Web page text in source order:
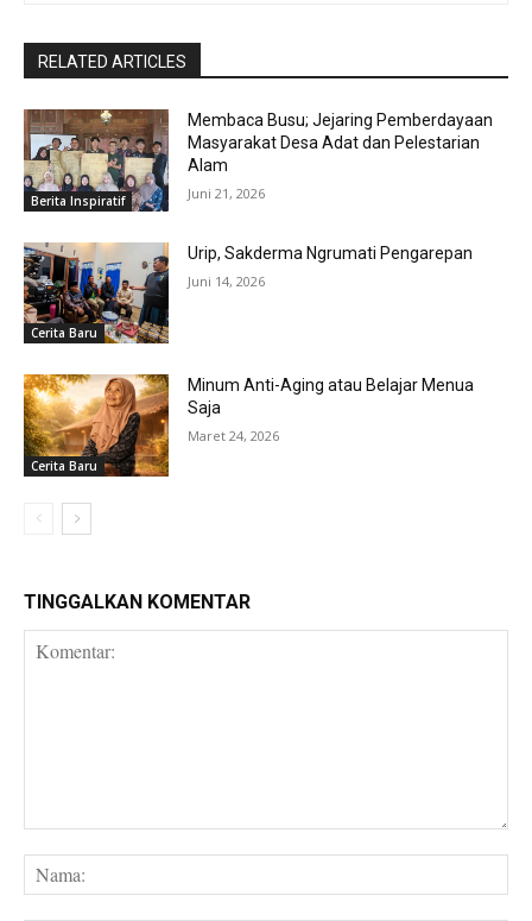
RELATED ARTICLES
Berita Inspiratif
Membaca Busu; Jejaring Pemberdayaan
Masyarakat Desa Adat dan Pelestarian
Alam
Juni 21, 2026
Cerita Baru
Urip, Sakderma Ngrumati Pengarepan
Juni 14, 2026
Cerita Baru
Minum Anti-Aging atau Belajar Menua
Saja
Maret 24, 2026
TINGGALKAN KOMENTAR